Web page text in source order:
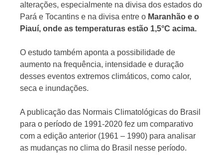
alterações, especialmente na divisa dos estados do
Pará e Tocantins e na divisa entre o Maranhão e o
Piauí, onde as temperaturas estão 1,5°C acima.
O estudo também aponta a possibilidade de
aumento na frequência, intensidade e duração
desses eventos extremos climáticos, como calor,
seca e inundações.
A publicação das Normais Climatológicas do Brasil
para o período de 1991-2020 fez um comparativo
com a edição anterior (1961 – 1990) para analisar
as mudanças no clima do Brasil nesse período.